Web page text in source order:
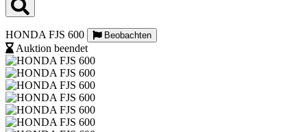
Sie?
HONDA FJS 600 Beobachten
Auktion beendet